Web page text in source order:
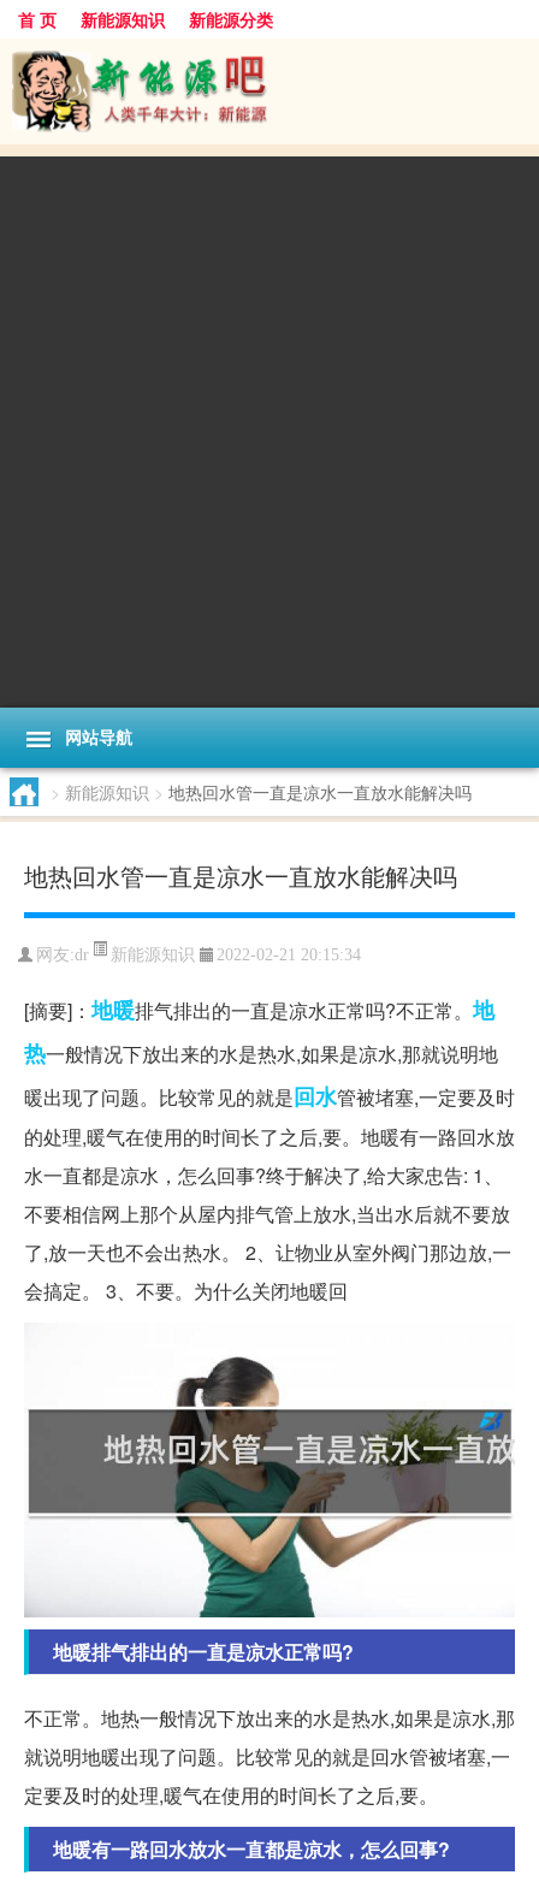
首 页 新能源知识 新能源分类
网站导航
> 新能源知识 > 地热回水管一直是凉水一直放水能解决吗
地热回水管一直是凉水一直放水能解决吗
网友:dr 新能源知识 2022-02-21 20:15:34
[摘要]：地暖排气排出的一直是凉水正常吗?不正常。地
热一般情况下放出来的水是热水,如果是凉水,那就说明地
暖出现了问题。比较常见的就是回水管被堵塞,一定要及时
的处理,暖气在使用的时间长了之后,要。地暖有一路回水放
水一直都是凉水，怎么回事?终于解决了,给大家忠告: 1、
不要相信网上那个从屋内排气管上放水,当出水后就不要放
了,放一天也不会出热水。 2、让物业从室外阀门那边放,一
会搞定。 3、不要。为什么关闭地暖回
地暖排气排出的一直是凉水正常吗?
不正常。地热一般情况下放出来的水是热水,如果是凉水,那
就说明地暖出现了问题。比较常见的就是回水管被堵塞,一
定要及时的处理,暖气在使用的时间长了之后,要。
地暖有一路回水放水一直都是凉水，怎么回事?